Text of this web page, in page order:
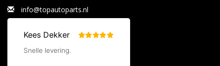
info@topautoparts.nl